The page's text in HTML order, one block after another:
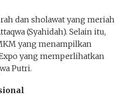
dan sholawat yang meriah
(Syahidah). Selain itu,
yang menampilkan
yang memperlihatkan
Putri.